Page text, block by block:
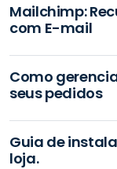
Mailchimp:
com E-mail
Como
seus pedidos
Guia de
loja.